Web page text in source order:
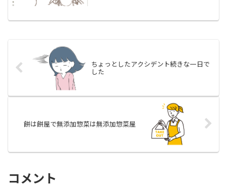
で買い集めてきました。そうやって集め
ちょっとしたアクシデント続きな一日で
した
餅は餅屋で無添加惣菜は無添加惣菜屋
コメント